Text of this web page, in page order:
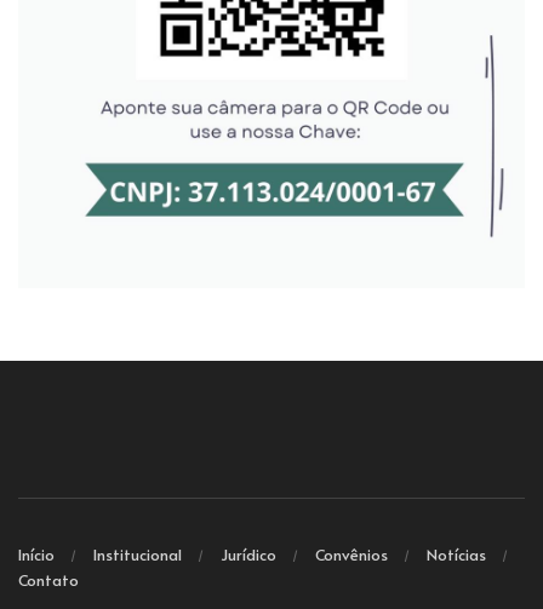
Início Institucional Jurídico Convênios
Notícias
Contato